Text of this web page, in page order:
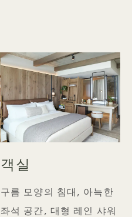
객실
구름 모양의 침대, 아늑한
좌석 공간, 대형 레인 샤워